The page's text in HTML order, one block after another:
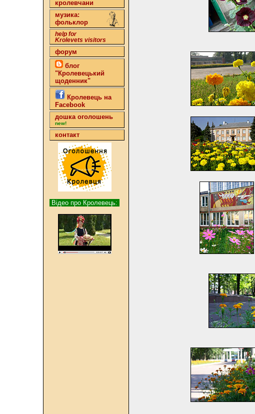
кролевчани
музика:
фольклор
help for
Krolevets visitors
форум
блог
"Кролевецький
щоденник"
Кролевець на
Facebook
дошка оголошень
new!
контакт
Відео про Кролевець: